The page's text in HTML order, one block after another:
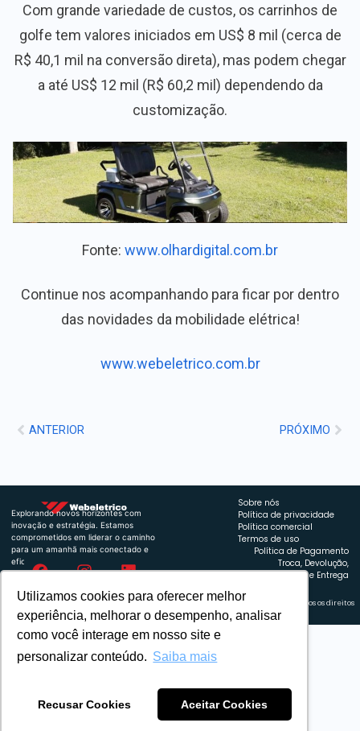
Utilizamos cookies para oferecer melhor
experiência, melhorar o desempenho, analisar
como você interage em nosso site e
personalizar conteúdo. Saiba mais
Recusar Cookies Aceitar Cookies
Com grande variedade de custos, os carrinhos de
golfe tem valores iniciados em US$ 8 mil (cerca de
R$ 40,1 mil na conversão direta), mas podem chegar
a até US$ 12 mil (R$ 60,2 mil) dependendo da
customização.
Fonte: www.olhardigital.com.br
Continue nos acompanhando para ficar por dentro
das novidades da mobilidade elétrica!
www.webeletrico.com.br
ANTERIOR PRÓXIMO
Explorando novos horizontes com
inovação e estratégia. Estamos
comprometidos em liderar o caminho
para um amanhã mais conectado e
eficiente.
Sobre nós
Política de privacidade
Política comercial
Termos de uso
Política de Pagamento
Troca, Devolução,
Reembolso e Entrega
Retrocart Veiculos Eletricos LTDA CNPJ: 49.759.389/0001-42 | © 2024 Webeletrico. Todos os direitos
reservados.